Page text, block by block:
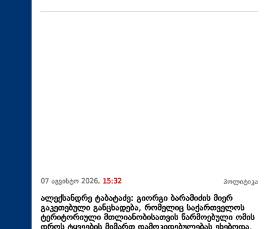
07 აგვისტო 2026, 15:32 პოლიტიკა
ალექსანდრე ტაბატაძე: გიორგი ბარამიძის მიერ
გაკეთებული განცხადება, რომელიც საქართველოს
ტერიტორიული მთლიანობისათვის წარმოებული ომის